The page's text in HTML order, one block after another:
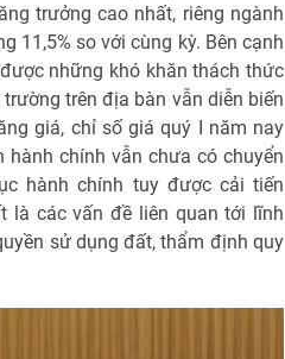
trưởng cao nhất, riêng ngành
11,5% so với cùng kỳ. Bên cạnh
những khó khăn thách thức
trên địa bàn vẫn diễn biến
giá, chỉ số giá quý I năm nay
hành chính vẫn chưa có chuyển
hành chính tuy được cải tiến
là các vấn đề liên quan tới lĩnh
sử dụng đất, thẩm định quy